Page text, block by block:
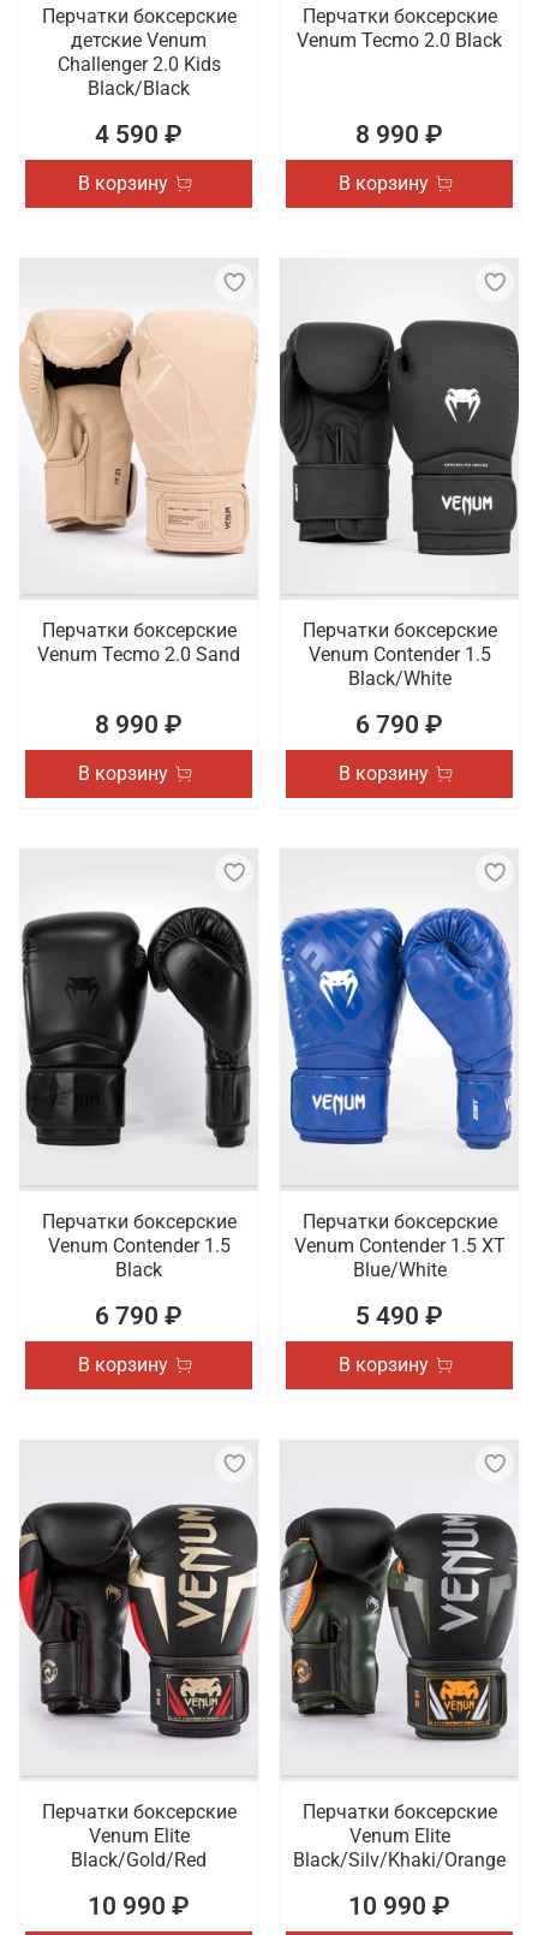
Перчатки боксерские
детские Venum
Challenger 2.0 Kids
Black/Black
4 590 ₽
В корзину
Перчатки боксерские
Venum Tecmo 2.0 Black
8 990 ₽
В корзину
Перчатки боксерские
Venum Tecmo 2.0 Sand
8 990 ₽
В корзину
Перчатки боксерские
Venum Contender 1.5
Black/White
6 790 ₽
В корзину
Перчатки боксерские
Venum Contender 1.5
Black
6 790 ₽
В корзину
Перчатки боксерские
Venum Contender 1.5 XT
Blue/White
5 490 ₽
В корзину
Перчатки боксерские
Venum Elite
Black/Gold/Red
10 990 ₽
Перчатки боксерские
Venum Elite
Black/Silv/Khaki/Orange
10 990 ₽